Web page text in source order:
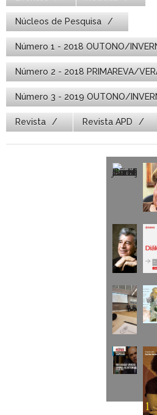
Núcleos de Pesquisa
Número 1 - 2018 OUTONO/
Número 2 - 2018 PRIMAREVA/
Número 3 - 2019 OUTONO/
Revista Revista APD